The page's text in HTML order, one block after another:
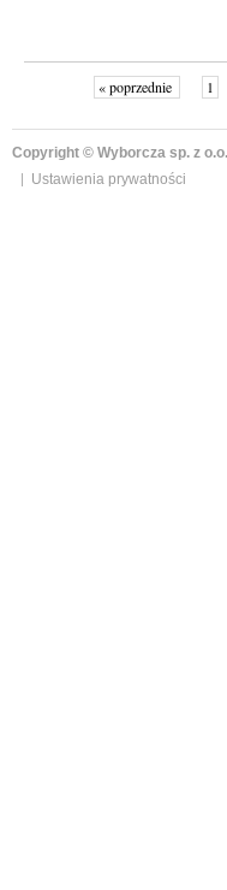
« poprzednie 1
Copyright © Wyborcza sp. z o.o.
Ustawienia prywatności